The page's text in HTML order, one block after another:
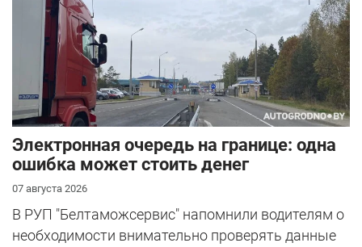
Электронная очередь на границе: одна
ошибка может стоить денег
07 августа 2026
В РУП "Белтаможсервис" напомнили водителям о
необходимости внимательно проверять данные